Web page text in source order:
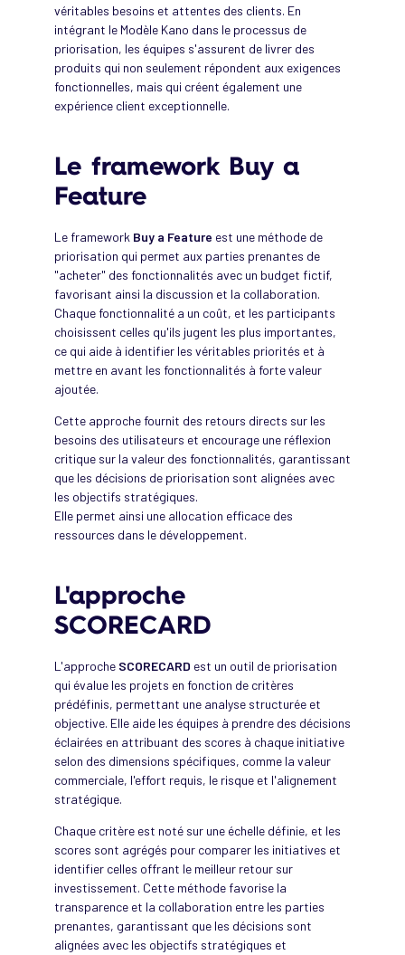
véritables besoins et attentes des clients. En
intégrant le Modèle Kano dans le processus de
priorisation, les équipes s'assurent de livrer des
produits qui non seulement répondent aux exigences
fonctionnelles, mais qui créent également une
expérience client exceptionnelle.
Le framework Buy a
Feature
Le framework Buy a Feature est une méthode de
priorisation qui permet aux parties prenantes de
"acheter" des fonctionnalités avec un budget fictif,
favorisant ainsi la discussion et la collaboration.
Chaque fonctionnalité a un coût, et les participants
choisissent celles qu'ils jugent les plus importantes,
ce qui aide à identifier les véritables priorités et à
mettre en avant les fonctionnalités à forte valeur
ajoutée.
Cette approche fournit des retours directs sur les
besoins des utilisateurs et encourage une réflexion
critique sur la valeur des fonctionnalités, garantissant
que les décisions de priorisation sont alignées avec
les objectifs stratégiques.
Elle permet ainsi une allocation efficace des
ressources dans le développement.
L'approche
SCORECARD
L'approche SCORECARD est un outil de priorisation
qui évalue les projets en fonction de critères
prédéfinis, permettant une analyse structurée et
objective. Elle aide les équipes à prendre des décisions
éclairées en attribuant des scores à chaque initiative
selon des dimensions spécifiques, comme la valeur
commerciale, l'effort requis, le risque et l'alignement
stratégique.
Chaque critère est noté sur une échelle définie, et les
scores sont agrégés pour comparer les initiatives et
identifier celles offrant le meilleur retour sur
investissement. Cette méthode favorise la
transparence et la collaboration entre les parties
prenantes, garantissant que les décisions sont
alignées avec les objectifs stratégiques et